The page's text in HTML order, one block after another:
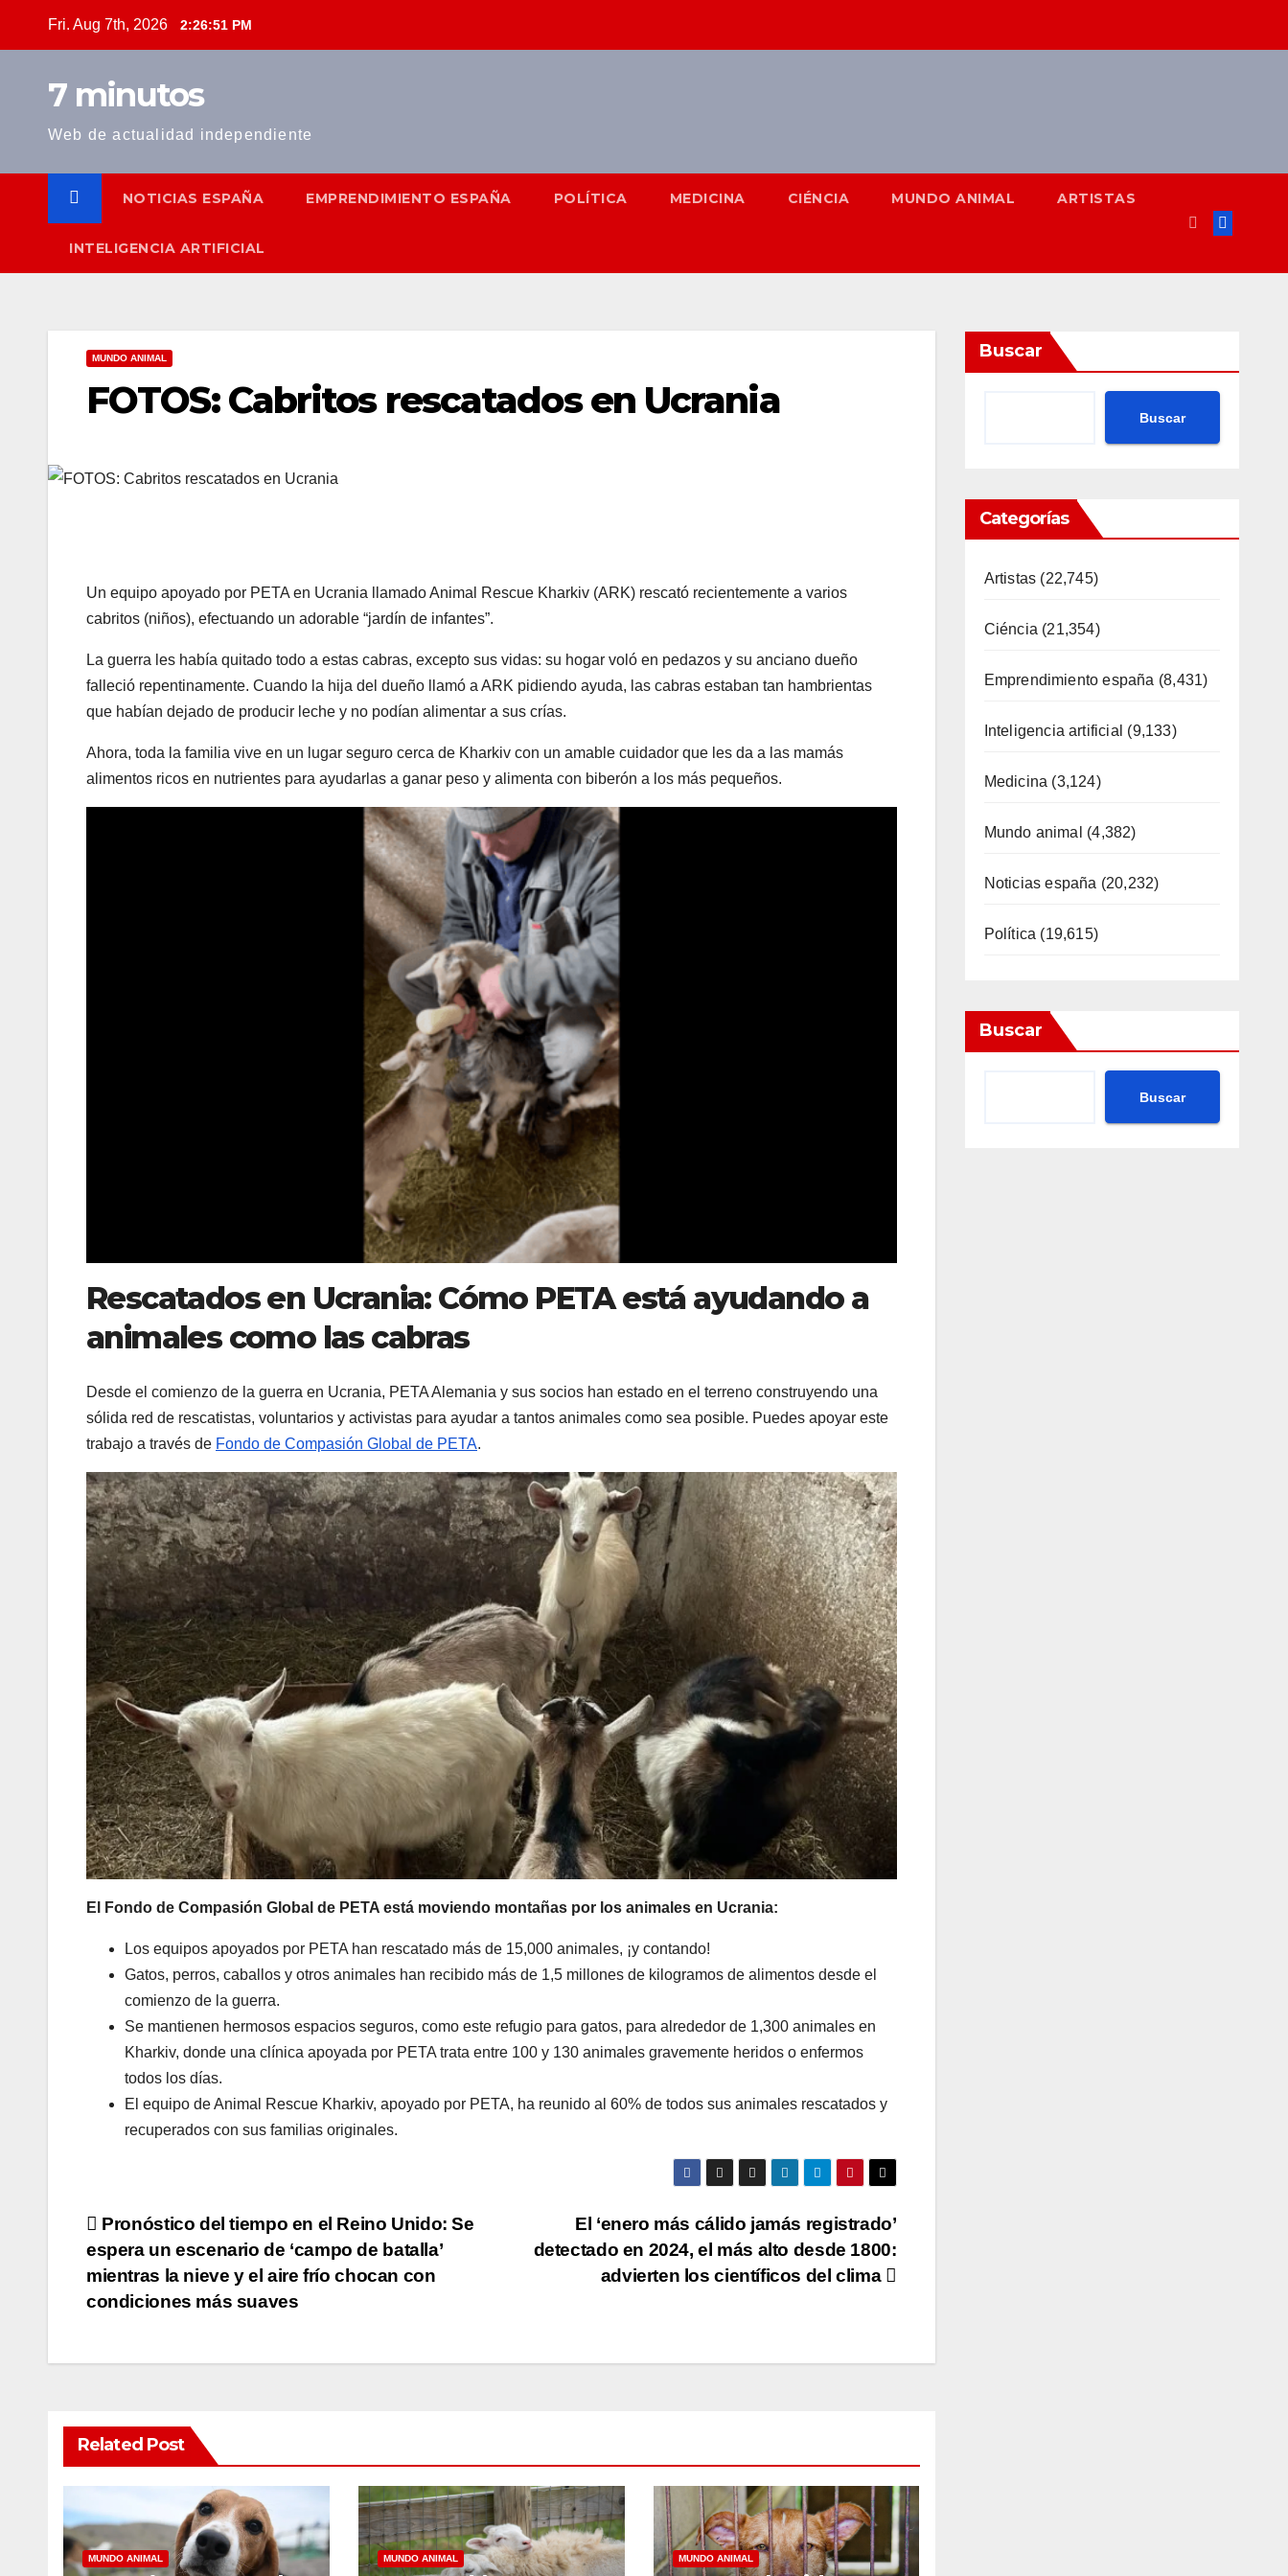
Fri. Aug 7th, 2026 2:26:52 PM
7 minutos
Web de actualidad independiente
NOTICIAS ESPAÑA EMPRENDIMIENTO ESPAÑA POLÍTICA MEDICINA CIÉNCIA MUNDO ANIMAL ARTISTAS
INTELIGENCIA ARTIFICIAL
MUNDO ANIMAL
FOTOS: Cabritos rescatados en Ucrania
Un equipo apoyado por PETA en Ucrania llamado Animal Rescue Kharkiv (ARK) rescató recientemente a varios
cabritos (niños), efectuando un adorable “jardín de infantes”.
La guerra les había quitado todo a estas cabras, excepto sus vidas: su hogar voló en pedazos y su anciano dueño
falleció repentinamente. Cuando la hija del dueño llamó a ARK pidiendo ayuda, las cabras estaban tan hambrientas
que habían dejado de producir leche y no podían alimentar a sus crías.
Ahora, toda la familia vive en un lugar seguro cerca de Kharkiv con un amable cuidador que les da a las mamás
alimentos ricos en nutrientes para ayudarlas a ganar peso y alimenta con biberón a los más pequeños.
Rescatados en Ucrania: Cómo PETA está ayudando a
animales como las cabras
Desde el comienzo de la guerra en Ucrania, PETA Alemania y sus socios han estado en el terreno construyendo una
sólida red de rescatistas, voluntarios y activistas para ayudar a tantos animales como sea posible. Puedes apoyar este
trabajo a través de Fondo de Compasión Global de PETA.
El Fondo de Compasión Global de PETA está moviendo montañas por los animales en Ucrania:
Los equipos apoyados por PETA han rescatado más de 15,000 animales, ¡y contando!
Gatos, perros, caballos y otros animales han recibido más de 1,5 millones de kilogramos de alimentos desde el
comienzo de la guerra.
Se mantienen hermosos espacios seguros, como este refugio para gatos, para alrededor de 1,300 animales en
Kharkiv, donde una clínica apoyada por PETA trata entre 100 y 130 animales gravemente heridos o enfermos
todos los días.
El equipo de Animal Rescue Kharkiv, apoyado por PETA, ha reunido al 60% de todos sus animales rescatados y
recuperados con sus familias originales.
Post
navigation
El ‘enero más cálido jamás registrado’
detectado en 2024, el más alto desde 1800:
advierten los científicos del clima
Pronóstico del tiempo en el Reino Unido: Se
espera un escenario de ‘campo de batalla’
mientras la nieve y el aire frío chocan con
condiciones más suaves
Related Post
MUNDO ANIMAL MUNDO ANIMAL MUNDO ANIMAL
Buscar
Buscar
Categorías
Artistas (22,745)
Ciéncia (21,354)
Emprendimiento españa (8,431)
Inteligencia artificial (9,133)
Medicina (3,124)
Mundo animal (4,382)
Noticias españa (20,232)
Política (19,615)
Buscar
Buscar